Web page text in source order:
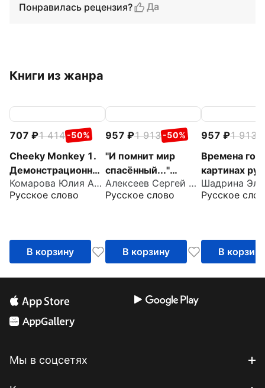
Понравилась рецензия?
Да
Книги из жанра
707 1 414 -50%
Cheeky Monkey 1.
Демонстрационны
е карточки.
Средняя группа. 4-
Комарова Юлия Александровна
Русское слово
В корзину
957 1 913 -50%
"И помнит мир
спасённый..."
Демонстрационны
е материалы для
Алексеев Сергей Петрович
Русское слово
В корзину
957 1 913
Времена
картинах
художников.
Русское
В корзину
Мы в соцсетях